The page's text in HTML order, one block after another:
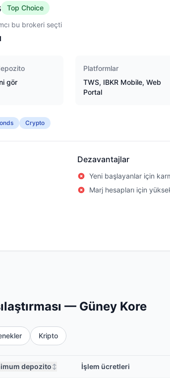
Top Choice
bu brokeri seçti
gör
Platformlar
TWS, IBKR Mobile, Web
Portal
Crypto
Dezavantajlar
Yeni başlayanlar için
Marj hesapları için
— Güney Kore
Kripto
depozito ↕ İşlem ücretleri